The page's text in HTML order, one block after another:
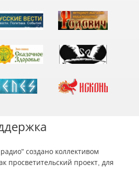
создано коллективом
просветительский проект, для